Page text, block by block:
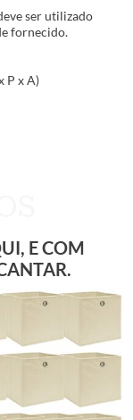
ser utilizado
fornecido.
P x A)
E COM